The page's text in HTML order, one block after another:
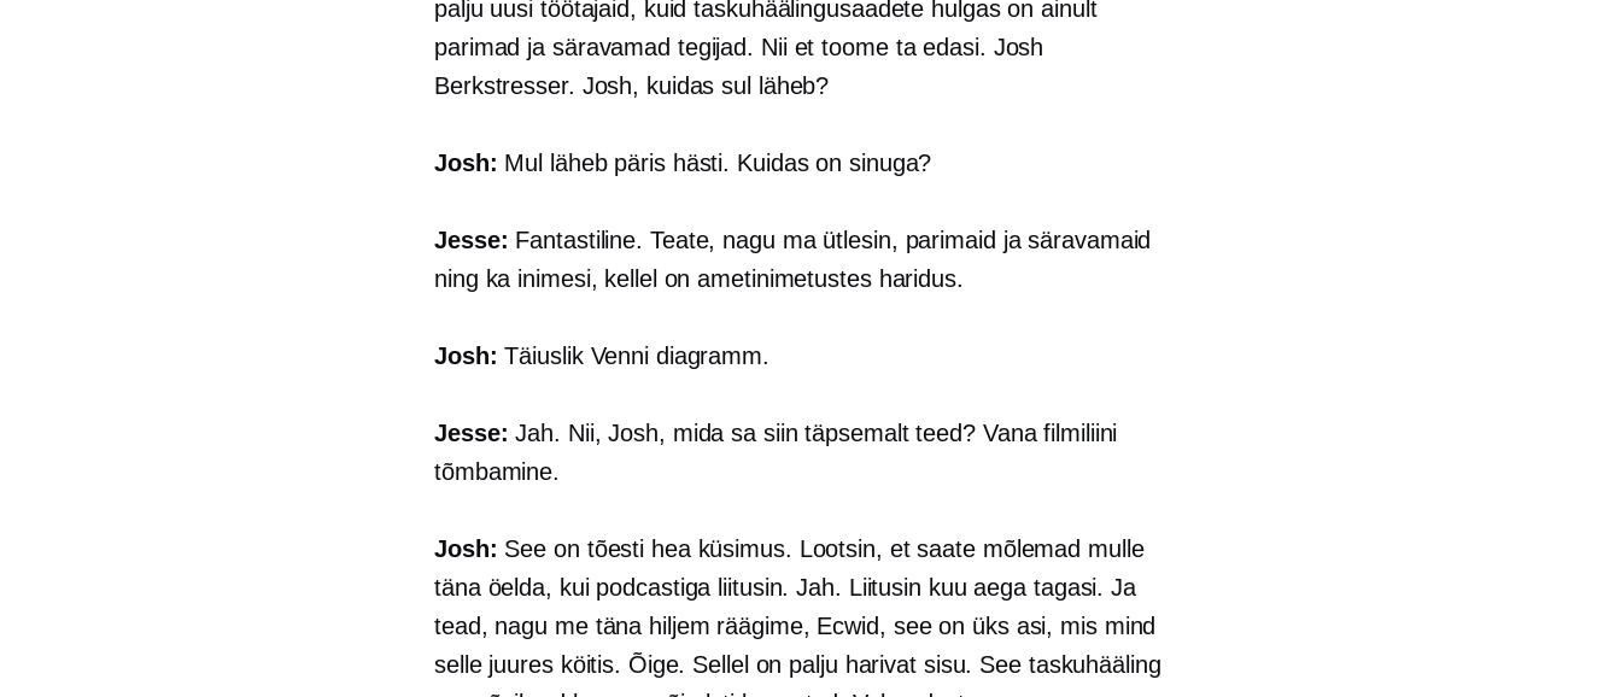
palju uusi töötajaid, kuid taskuhäälingusaadete hulgas on ainult
parimad ja säravamad tegijad. Nii et toome ta edasi. Josh
Berkstresser. Josh, kuidas sul läheb?
Josh: Mul läheb päris hästi. Kuidas on sinuga?
Jesse: Fantastiline. Teate, nagu ma ütlesin, parimaid ja säravamaid
ning ka inimesi, kellel on ametinimetustes haridus.
Josh: Täiuslik Venni diagramm.
Jesse: Jah. Nii, Josh, mida sa siin täpsemalt teed? Vana filmiliini
tõmbamine.
Josh: See on tõesti hea küsimus. Lootsin, et saate mõlemad mulle
täna öelda, kui podcastiga liitusin. Jah. Liitusin kuu aega tagasi. Ja
tead, nagu me täna hiljem räägime, Ecwid, see on üks asi, mis mind
selle juures köitis. Õige. Sellel on palju harivat sisu. See taskuhääling